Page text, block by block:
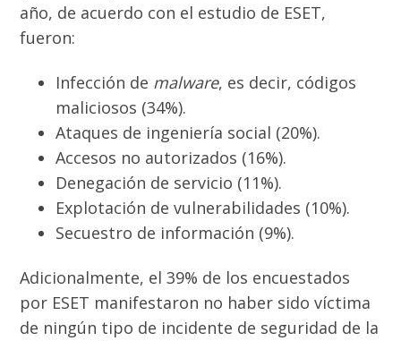
año, de acuerdo con el estudio de ESET,
fueron:
Infección de malware, es decir, códigos
maliciosos (34%).
Ataques de ingeniería social (20%).
Accesos no autorizados (16%).
Denegación de servicio (11%).
Explotación de vulnerabilidades (10%).
Secuestro de información (9%).
Adicionalmente, el 39% de los encuestados
por ESET manifestaron no haber sido víctima
de ningún tipo de incidente de seguridad de la